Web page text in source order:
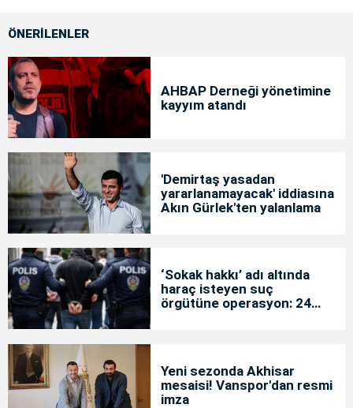
ÖNERİLENLER
AHBAP Derneği yönetimine
kayyım atandı
'Demirtaş yasadan
yararlanamayacak' iddiasına
Akın Gürlek'ten yalanlama
‘Sokak hakkı’ adı altında
haraç isteyen suç
örgütüne operasyon: 24
Yeni sezonda Akhisar
mesaisi! Vanspor'dan resmi
imza